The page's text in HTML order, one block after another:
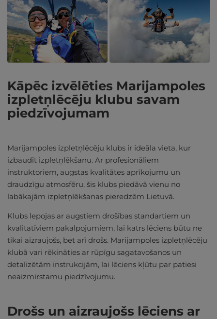
Kāpēc izvēlēties Marijampoles
izpletņlēcēju klubu savam
piedzīvojumam
Marijampoles izpletņlēcēju klubs ir ideāla vieta, kur
izbaudīt izpletņlēkšanu. Ar profesionāliem
instruktoriem, augstas kvalitātes aprīkojumu un
draudzīgu atmosfēru, šis klubs piedāvā vienu no
labākajām izpletņlēkšanas pieredzēm Lietuvā.
Klubs lepojas ar augstiem drošības standartiem un
kvalitatīviem pakalpojumiem, lai katrs lēciens būtu ne
tikai aizraujošs, bet arī drošs. Marijampoles izpletņlēcēju
klubā vari rēķināties ar rūpīgu sagatavošanos un
detalizētām instrukcijām, lai lēciens kļūtu par patiesi
neaizmirstamu piedzīvojumu.
Drošs un aizraujošs lēciens ar